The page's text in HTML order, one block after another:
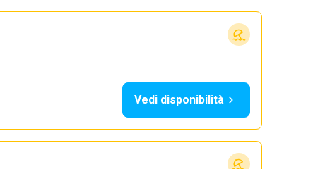
Vedi disponibilità